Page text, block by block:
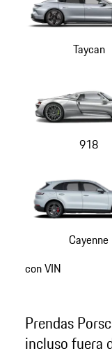
con VIN
Taycan
918
Cayenne
Prendas
incluso fuera